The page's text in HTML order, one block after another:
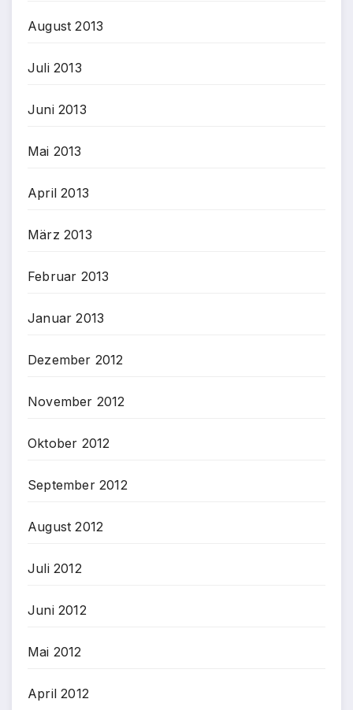
August 2013
Juli 2013
Juni 2013
Mai 2013
April 2013
März 2013
Februar 2013
Januar 2013
Dezember 2012
November 2012
Oktober 2012
September 2012
August 2012
Juli 2012
Juni 2012
Mai 2012
April 2012